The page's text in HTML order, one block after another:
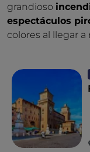
grandioso
espectáculos
colores al llegar